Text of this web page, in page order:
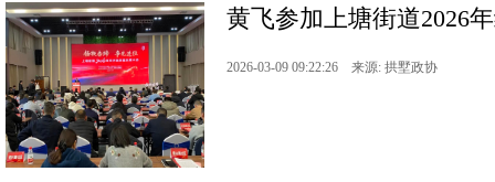
黄飞参加上塘街道2026
2026-03-09 09:22:26 来源: 拱墅政协